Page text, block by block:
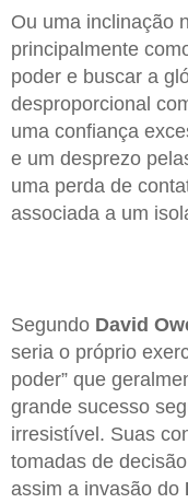
Ou uma inclinação
principalmente
poder e buscar a
desproporcional
uma confiança
e um desprezo
uma perda de
associada a um
Segundo David
seria o próprio
poder” que
grande sucesso
irresistível. Suas
tomadas de
assim a invasão do